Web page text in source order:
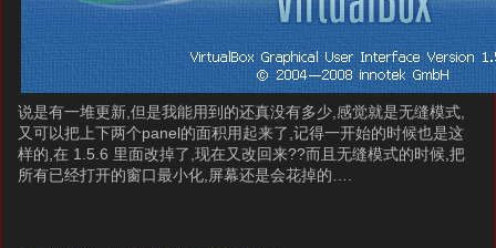
说是有一堆更新,但是我能用到的还真没有多少,感觉就是无缝模式,
又可以把上下两个panel的面积用起来了,记得一开始的时候也是这
样的,在 1.5.6 里面改掉了,现在又改回来??而且无缝模式的时候,把
所有已经打开的窗口最小化,屏幕还是会花掉的….